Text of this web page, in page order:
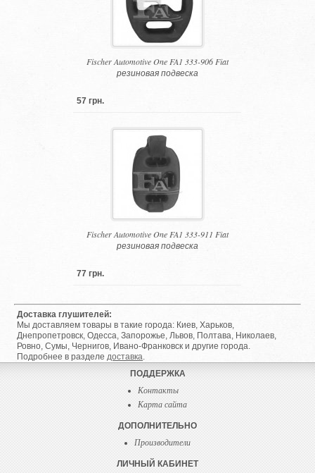
Fischer Automotive One FA1 333-906 Fiat
резиновая подвеска
57 грн.
Fischer Automotive One FA1 333-911 Fiat
резиновая подвеска
77 грн.
Доставка глушителей:
Мы доставляем товары в такие города: Киев, Харьков,
Днепропетровск, Одесса, Запорожье, Львов, Полтава, Николаев,
Ровно, Сумы, Чернигов, Ивано-Франковск и другие города.
Подробнее в разделедоставка.
ПОДДЕРЖКА
Контакты
Карта сайта
ДОПОЛНИТЕЛЬНО
Производители
ЛИЧНЫЙ КАБИНЕТ